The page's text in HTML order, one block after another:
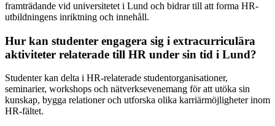
framträdande vid universitetet i Lund och bidrar till att forma HR-
utbildningens inriktning och innehåll.
Hur kan studenter engagera sig i extracurriculära
aktiviteter relaterade till HR under sin tid i Lund?
Studenter kan delta i HR-relaterade studentorganisationer,
seminarier, workshops och nätverksevenemang för att utöka sin
kunskap, bygga relationer och utforska olika karriärmöjligheter inom
HR-fältet.